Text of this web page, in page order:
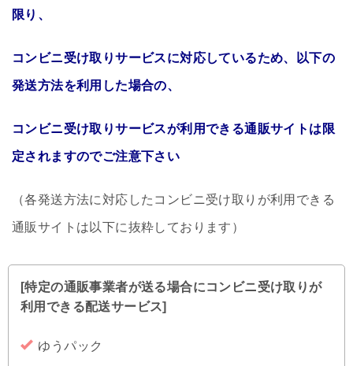
限り、
コンビニ受け取りサービスに対応しているため、以下の
発送方法を利用した場合の、
コンビニ受け取りサービスが利用できる通販サイトは限
定されますのでご注意下さい
（各発送方法に対応したコンビニ受け取りが利用できる
通販サイトは以下に抜粋しております）
[特定の通販事業者が送る場合にコンビニ受け取りが
利用できる配送サービス]
ゆうパック